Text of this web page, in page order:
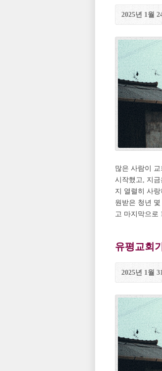
2025년 1월
많은 사람이
시작했고, 지
지 열렬히 사
원받은 청년
고 마지막으
유평교회
2025년 1월